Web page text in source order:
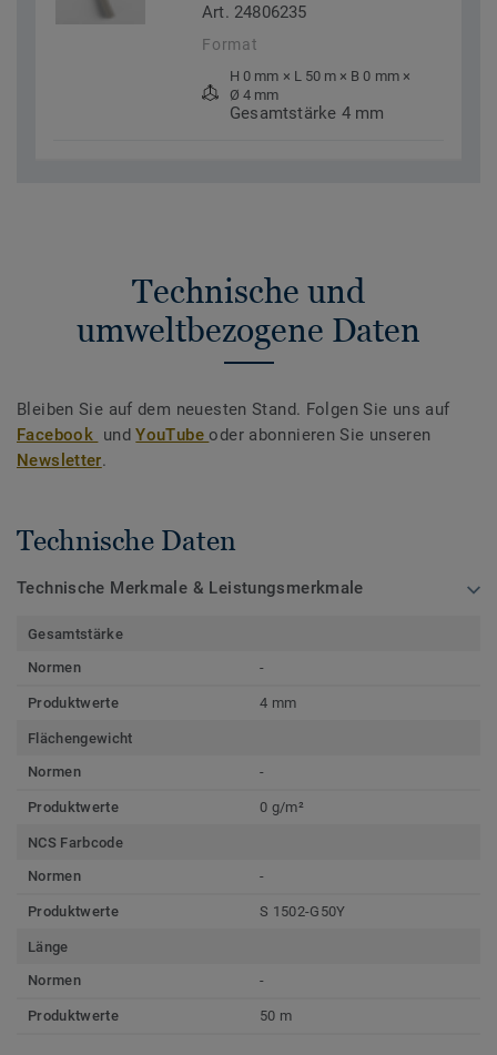
Art. 24806235
Format
H 0 mm × L 50 m × B 0 mm ×
Ø 4 mm
Gesamtstärke 4 mm
Technische und
umweltbezogene Daten
Bleiben Sie auf dem neuesten Stand. Folgen Sie uns auf
Facebook undYouTubeoder abonnieren Sie unseren
Newsletter.
Technische Daten
Technische Merkmale & Leistungsmerkmale
Gesamtstärke
Normen
-
Produktwerte 4 mm
Flächengewicht
Normen
-
Produktwerte 0 g/m²
NCS Farbcode
Normen
-
Produktwerte S 1502-G50Y
Länge
Normen
-
Produktwerte 50 m